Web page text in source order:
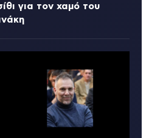
για τον χαμό του